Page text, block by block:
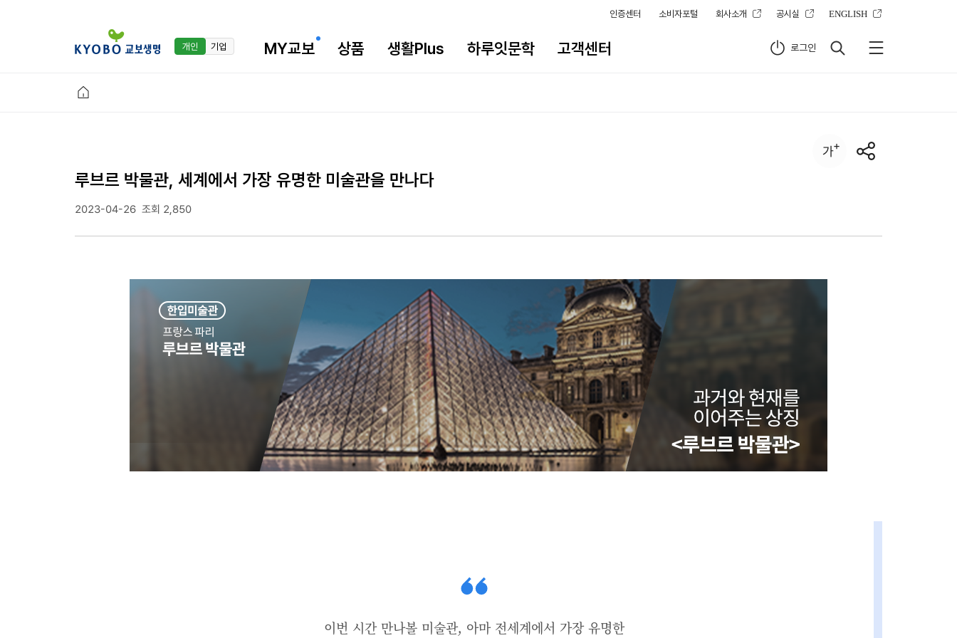
인증센터 소비자포털 회사소개 공시실 ENGLISH
개인 기업 MY교보 상품 생활Plus 하루잇문학 고객센터 로그인
루브르 박물관, 세계에서 가장 유명한 미술관을 만나다
2023-04-26 조회 2,850
이번 시간 만나볼 미술관, 아마 전세계에서 가장 유명한